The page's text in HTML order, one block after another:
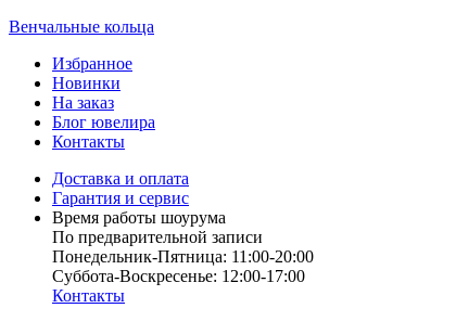
Венчальные кольца
Избранное
Новинки
На заказ
Блог ювелира
Контакты
Доставка и оплата
Гарантия и сервис
Время работы шоурума
По предварительной записи
Понедельник-Пятница: 11:00-20:00
Суббота-Bоcкресенье: 12:00-17:00
Контакты